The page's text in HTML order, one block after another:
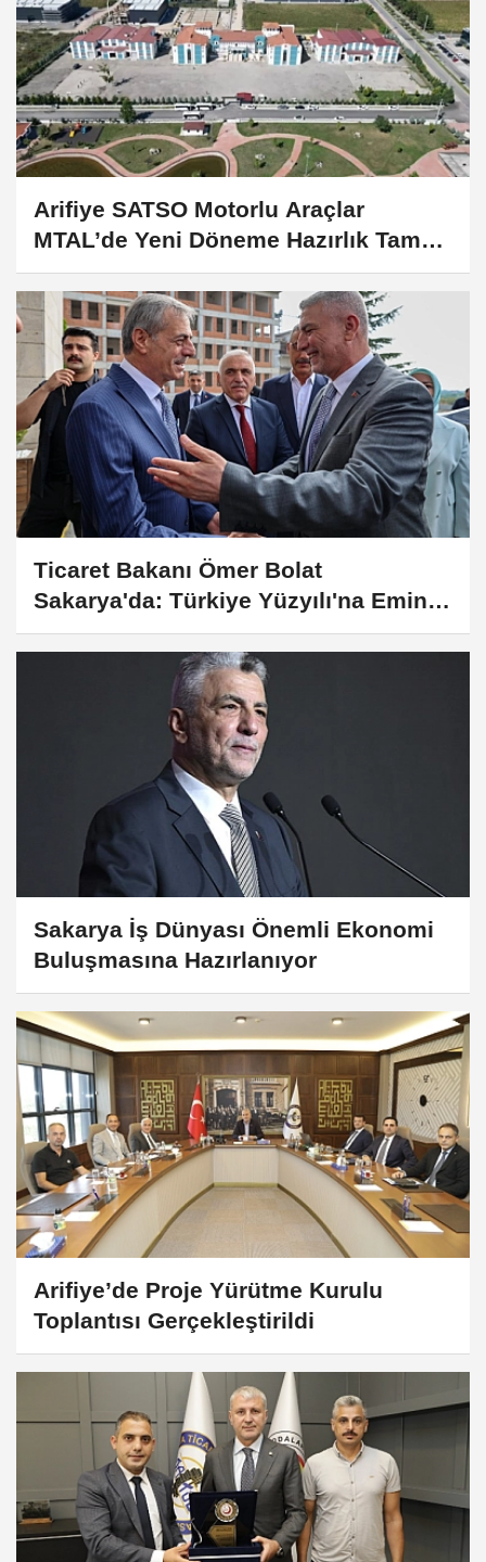
Arifiye SATSO Motorlu Araçlar
MTAL’de Yeni Döneme Hazırlık Tam
Gaz!
Ticaret Bakanı Ömer Bolat
Sakarya'da: Türkiye Yüzyılı'na Emin
Adımlarla İlerliyoruz!
Sakarya İş Dünyası Önemli Ekonomi
Buluşmasına Hazırlanıyor
Arifiye’de Proje Yürütme Kurulu
Toplantısı Gerçekleştirildi